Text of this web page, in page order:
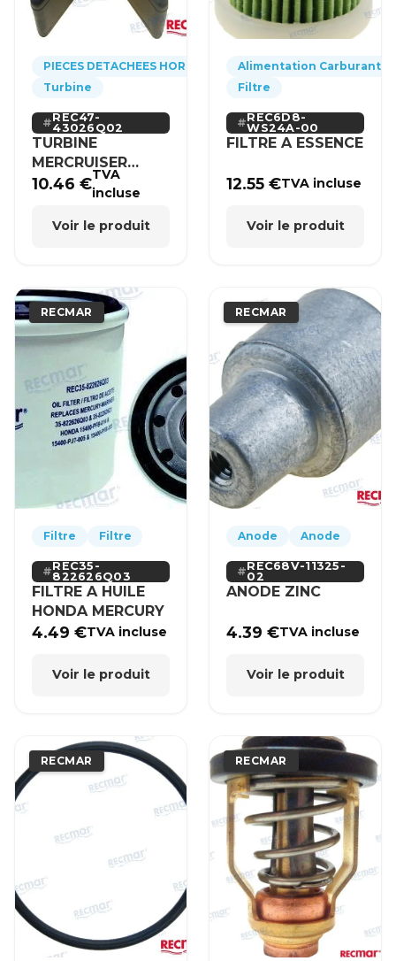
PIECES DETACHEES HORS-BORD
Turbine
REC47-
43026Q02
TURBINE
MERCRUISER
MERCURY BRP
10.46€TVA
incluse
Voir le produit
Alimentation Carburant
Filtre
REC6D8-
WS24A-00
FILTRE A ESSENCE
12.55€TVA incluse
Voir le produit
RECMAR
Filtre Filtre
REC35-
822626Q03
FILTRE A HUILE
HONDA MERCURY
4.49€TVA incluse
Voir le produit
RECMAR
Anode Anode
REC68V-11325-
02
ANODE ZINC
4.39€TVA incluse
Voir le produit
RECMAR RECMAR